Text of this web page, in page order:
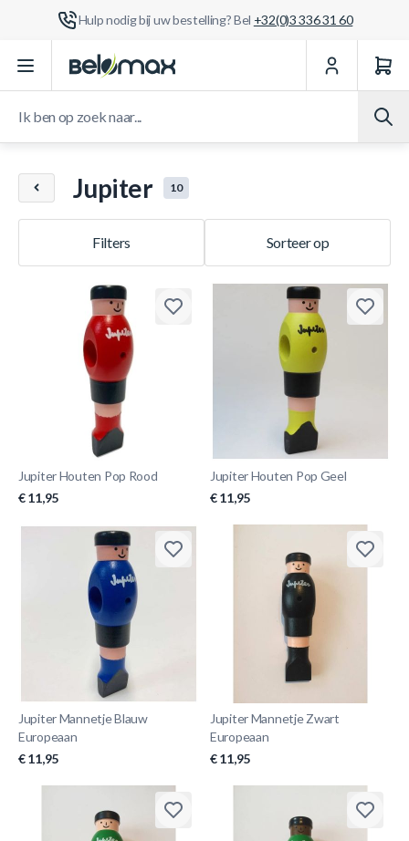
Hulp nodig bij uw bestelling? Bel +32(0)3 336 31 60
Ga naar de inhoud
Jupiter 10
Sorteer op
Filters
Jupiter Houten Pop Rood
€ 11,95
Jupiter Houten Pop Geel
€ 11,95
Jupiter Mannetje Blauw
Europeaan
€ 11,95
Jupiter Mannetje Zwart
Europeaan
€ 11,95